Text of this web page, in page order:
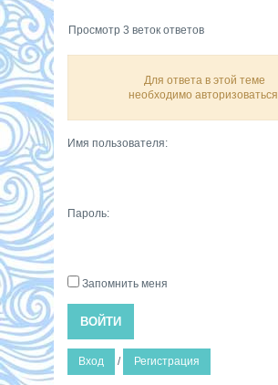
Просмотр 3 веток ответов
Для ответа в этой теме
необходимо авторизоваться.
Имя пользователя:
Пароль:
Запомнить меня
ВОЙТИ
Вход / Регистрация